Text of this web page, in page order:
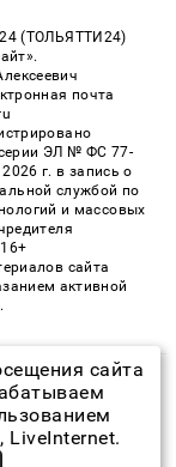
(ТОЛЬЯТТИ24)
почта
ЭЛ № ФС 77-
г. в запись о
службой по
и массовых
сайта
активной
сайта
LiveInternet.